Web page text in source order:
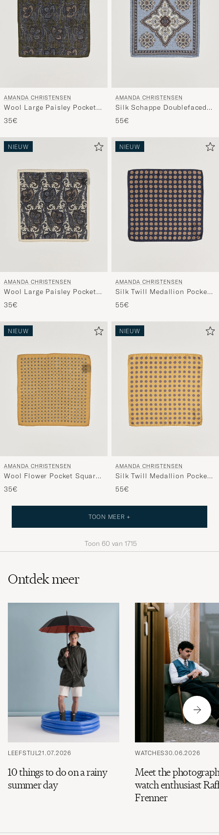
AMANDA CHRISTENSEN
Wool Large Paisley Pocket
Square Green
35€
AMANDA CHRISTENSEN
Silk Schappe Doublefaced
Pocket Square Blue
55€
NIEUW
AMANDA CHRISTENSEN
Wool Large Paisley Pocket
Square Cream
35€
NIEUW
AMANDA CHRISTENSEN
Silk Twill Medallion Pocket
Square Navy
55€
NIEUW
AMANDA CHRISTENSEN
Wool Flower Pocket Square
Yellow
35€
NIEUW
AMANDA CHRISTENSEN
Silk Twill Medallion Pocket
Square Yellow
55€
TOON MEER +
Toon 60 van 1715
Ontdek meer
LEEFSTIJL21.07.2026
10 things to do on a rainy
summer day
WATCHES30.06.2026
Meet the
watch enthusiast
Frenner